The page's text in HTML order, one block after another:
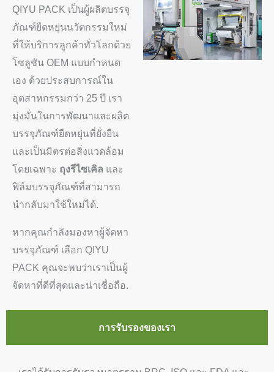
QIYU PACK เป็นผู้ผลิตบรรจุ
ภัณฑ์ยืดหยุ่นนวัตกรรมใหม่
ที่ให้บริการลูกค้าทั่วโลกด้วย
โซลูชัน OEM แบบกำหนด
เอง ด้วยประสบการณ์ใน
อุตสาหกรรมกว่า 25 ปี เรา
มุ่งมั่นในการพัฒนาและผลิต
บรรจุภัณฑ์ยืดหยุ่นที่ยั่งยืน
และเป็นมิตรต่อสิ่งแวดล้อม
โดยเฉพาะ ถุงรีไซเคิล และ
ฟิล์มบรรจุภัณฑ์ที่สามารถ
นำกลับมาใช้ใหม่ได้.
หากคุณกำลังมองหาผู้จัดหา
บรรจุภัณฑ์ เลือก QIYU
PACK คุณจะพบว่าเราเป็นผู้
จัดหาที่ดีที่สุดและน่าเชื่อถือ.
การรับรองของเรา